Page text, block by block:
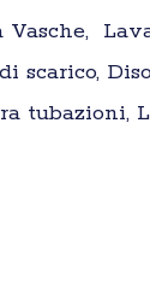
scarico,